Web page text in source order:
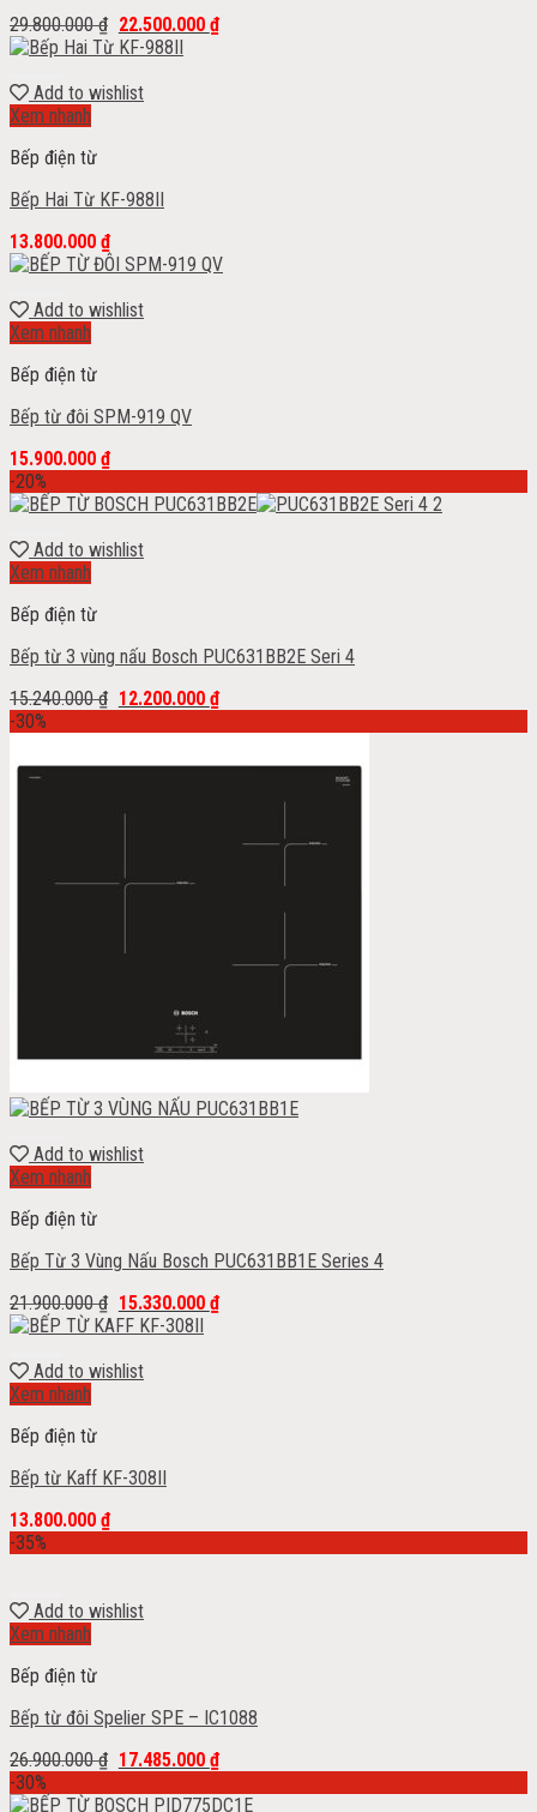
29.800.000₫ 22.500.000 ₫
Add to wishlist
Xem nhanh
Bếp điện từ
Bếp Hai Từ KF-988II
13.800.000 ₫
Add to wishlist
Xem nhanh
Bếp điện từ
Bếp từ đôi SPM-919 QV
15.900.000 ₫
-20%
Add to wishlist
Xem nhanh
Bếp điện từ
Bếp từ 3 vùng nấu Bosch PUC631BB2E Seri 4
15.240.000₫ 12.200.000 ₫
-30%
Add to wishlist
Xem nhanh
Bếp điện từ
Bếp Từ 3 Vùng Nấu Bosch PUC631BB1E Series 4
21.900.000₫ 15.330.000 ₫
Add to wishlist
Xem nhanh
Bếp điện từ
Bếp từ Kaff KF-308II
13.800.000 ₫
-35%
Add to wishlist
Xem nhanh
Bếp điện từ
Bếp từ đôi Spelier SPE – IC1088
26.900.000₫ 17.485.000 ₫
-30%